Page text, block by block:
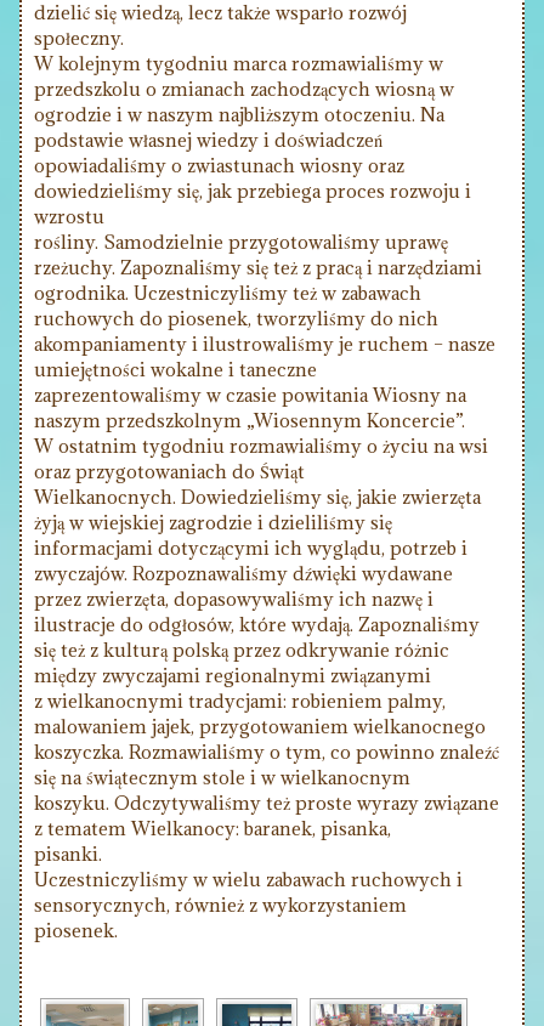
dzielić się wiedzą, lecz także wsparło rozwój
społeczny.
W kolejnym tygodniu marca rozmawialiśmy w
przedszkolu o zmianach zachodzących wiosną w
ogrodzie i w naszym najbliższym otoczeniu. Na
podstawie własnej wiedzy i doświadczeń
opowiadaliśmy o zwiastunach wiosny oraz
dowiedzieliśmy się, jak przebiega proces rozwoju i
wzrostu
rośliny. Samodzielnie przygotowaliśmy uprawę
rzeżuchy. Zapoznaliśmy się też z pracą i narzędziami
ogrodnika. Uczestniczyliśmy też w zabawach
ruchowych do piosenek, tworzyliśmy do nich
akompaniamenty i ilustrowaliśmy je ruchem – nasze
umiejętności wokalne i taneczne
zaprezentowaliśmy w czasie powitania Wiosny na
naszym przedszkolnym „Wiosennym Koncercie”.
W ostatnim tygodniu rozmawialiśmy o życiu na wsi
oraz przygotowaniach do Świąt
Wielkanocnych. Dowiedzieliśmy się, jakie zwierzęta
żyją w wiejskiej zagrodzie i dzieliliśmy się
informacjami dotyczącymi ich wyglądu, potrzeb i
zwyczajów. Rozpoznawaliśmy dźwięki wydawane
przez zwierzęta, dopasowywaliśmy ich nazwę i
ilustracje do odgłosów, które wydają. Zapoznaliśmy
się też z kulturą polską przez odkrywanie różnic
między zwyczajami regionalnymi związanymi
z wielkanocnymi tradycjami: robieniem palmy,
malowaniem jajek, przygotowaniem wielkanocnego
koszyczka. Rozmawialiśmy o tym, co powinno znaleźć
się na świątecznym stole i w wielkanocnym
koszyku. Odczytywaliśmy też proste wyrazy związane
z tematem Wielkanocy: baranek, pisanka,
pisanki.
Uczestniczyliśmy w wielu zabawach ruchowych i
sensorycznych, również z wykorzystaniem
piosenek.